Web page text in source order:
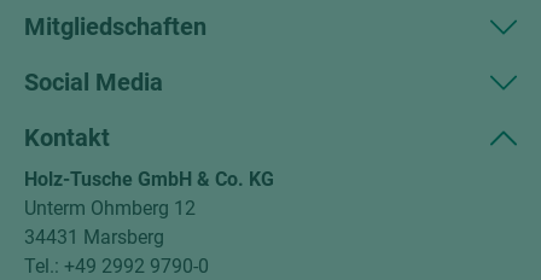
Mitgliedschaften
Social Media
Kontakt
Holz-Tusche GmbH & Co. KG
Unterm Ohmberg 12
34431 Marsberg
Tel.: +49 2992 9790-0